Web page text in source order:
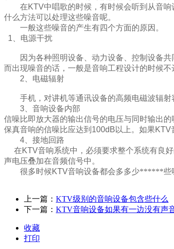
在KTV中唱歌的时候，有时候会听到从音
什么方法可以处理这些噪音呢。
一般这些噪音的产生有四个方面的原因。
1 、电源干扰
因为各种照明设备、动力设备、控制设备
而出现噪音的话，一般是音响工程设计的时候
2 、电磁辐射
手机，对讲机等通讯设备的高频电磁波辐射
3 、音响设备内部
信噪比即放大器的输出信号的电压与同时输出
保真音响的信噪比应达到 100dB 以上。如果KTV
4 、接地回路
在KTV音响系统中，必须要求整个系统有良
声电压叠加在音频信号中。
很多时候KTV音响设备都会多多少******些
上一篇： KTV级别的音响设备包含些什么
下一篇： KTV音响设备如果有一边没有声
收藏
打印